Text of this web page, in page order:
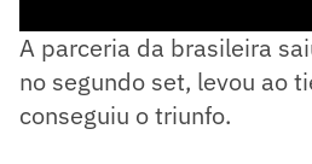
A parceria da brasileira
no segundo set, levou ao
conseguiu o triunfo.